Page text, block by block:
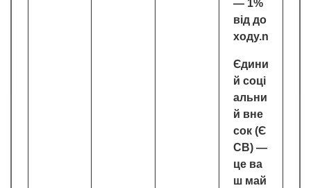
— 1%
від до
ходу.n
Єдини
й соці
альни
й вне
сок (Є
СВ) —
це ва
ш май